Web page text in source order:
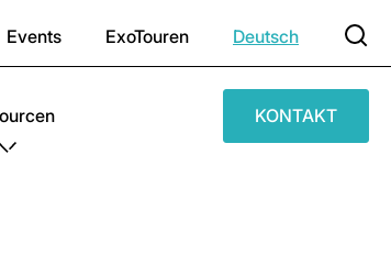
Events ExoTouren Deutsch
KONTAKT